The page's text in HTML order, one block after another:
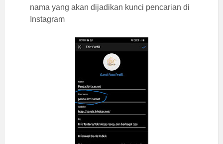
nama yang akan dijadikan kunci pencarian di
Instagram